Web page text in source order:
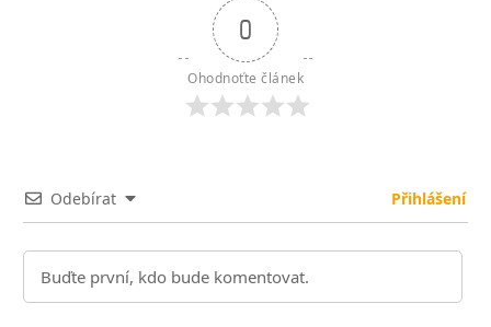
0
Ohodnoťte článek
Odebírat Přihlášení